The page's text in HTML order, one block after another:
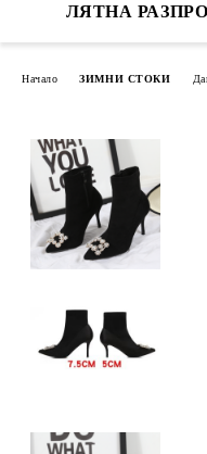
ЛЯТНА
Начало ЗИМНИ СТОКИ